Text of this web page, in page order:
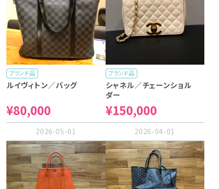
ブランド品
ルイヴィトン／バッグ
¥80,000
2026-05-01
ブランド品
シャネル／チェーンショル
ダー
¥150,000
2026-04-01